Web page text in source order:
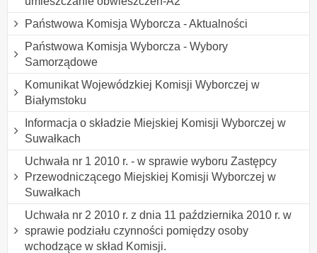
Państwowa Komisja Wyborcza - Aktualności
Państwowa Komisja Wyborcza - Wybory
Samorządowe
Komunikat Wojewódzkiej Komisji Wyborczej w
Białymstoku
Informacja o składzie Miejskiej Komisji Wyborczej w
Suwałkach
Uchwała nr 1 2010 r. - w sprawie wyboru Zastępcy
Przewodniczącego Miejskiej Komisji Wyborczej w
Suwałkach
Uchwała nr 2 2010 r. z dnia 11 października 2010 r. w
sprawie podziału czynności pomiędzy osoby
wchodzące w skład Komisji.